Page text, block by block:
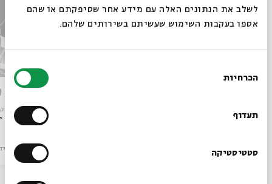
לשלב את הנתונים האלה עם מידע אחר שסיפקתם או שהם
אספו בעקבות השימוש שעשיתם בשירותים שלהם.
הסכמה
הכרחיות
תעדוף
סטטיסטיקה
לכבוד
מתוך:
מוזיקה